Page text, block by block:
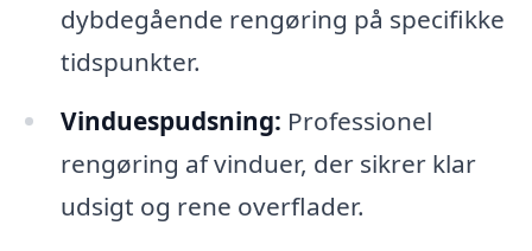
dybdegående rengøring på specifikke
tidspunkter.
Vinduespudsning: Professionel
rengøring af vinduer, der sikrer klar
udsigt og rene overflader.